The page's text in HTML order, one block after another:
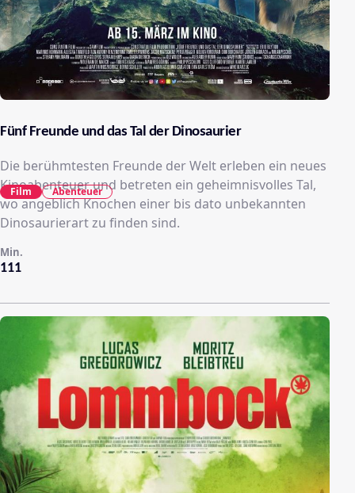
Fünf Freunde und das Tal der Dinosaurier
Die berühmtesten Freunde der Welt erleben ein neues
Kinoabenteuer und betreten ein geheimnisvolles Tal,
wo angeblich Knochen einer bis dato unbekannten
Dinosaurierart zu finden sind.
111
Min.
Film Abenteuer